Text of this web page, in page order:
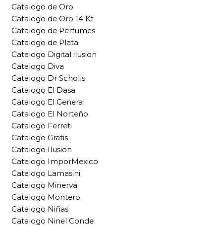
Catalogo de Oro
Catalogo de Oro 14 Kt
Catalogo de Perfumes
Catalogo de Plata
Catalogo Digital ilusion
Catalogo Diva
Catalogo Dr Scholls
Catalogo El Dasa
Catalogo El General
Catalogo El Norteño
Catalogo Ferreti
Catalogo Gratis
Catalogo Ilusion
Catalogo ImporMexico
Catalogo Lamasini
Catalogo Minerva
Catalogo Montero
Catalogo Niñas
Catalogo Ninel Conde